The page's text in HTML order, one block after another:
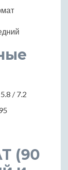
/ 7.2
(90